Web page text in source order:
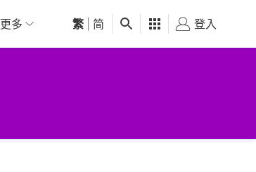
01深圳 觀點 健康 好食玩飛
更多 繁 简 登入